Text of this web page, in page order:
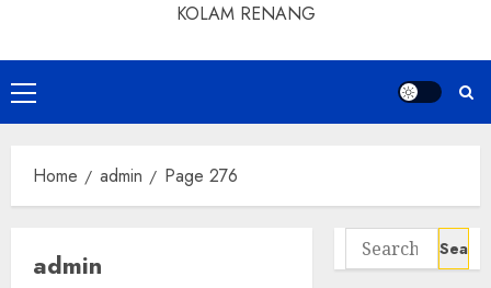
KOLAM RENANG
Primary
Menu
Home admin Page 276
admin
Search
for: